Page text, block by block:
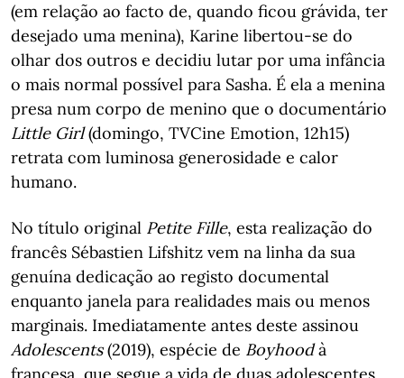
(em relação ao facto de, quando ficou grávida, ter
desejado uma menina), Karine libertou-se do
olhar dos outros e decidiu lutar por uma infância
o mais normal possível para Sasha. É ela a menina
presa num corpo de menino que o documentário
Little Girl(domingo, TVCine Emotion, 12h15)
retrata com luminosa generosidade e calor
humano.
No título original Petite Fille, esta realização do
francês Sébastien Lifshitz vem na linha da sua
genuína dedicação ao registo documental
enquanto janela para realidades mais ou menos
marginais. Imediatamente antes deste assinou
Adolescents(2019), espécie de Boyhoodà